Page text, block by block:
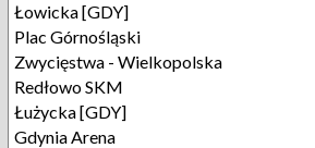
Łowicka [GDY]
Plac Górnośląski
Zwycięstwa - Wielkopolska
Redłowo SKM
Łużycka [GDY]
Gdynia Arena